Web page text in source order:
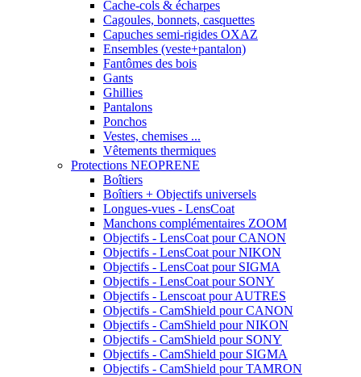
Cache-cols & écharpes
Cagoules, bonnets, casquettes
Capuches semi-rigides OXAZ
Ensembles (veste+pantalon)
Fantômes des bois
Gants
Ghillies
Pantalons
Ponchos
Vestes, chemises ...
Vêtements thermiques
Protections NEOPRENE
Boîtiers
Boîtiers + Objectifs universels
Longues-vues - LensCoat
Manchons complémentaires ZOOM
Objectifs - LensCoat pour CANON
Objectifs - LensCoat pour NIKON
Objectifs - LensCoat pour SIGMA
Objectifs - LensCoat pour SONY
Objectifs - Lenscoat pour AUTRES
Objectifs - CamShield pour CANON
Objectifs - CamShield pour NIKON
Objectifs - CamShield pour SONY
Objectifs - CamShield pour SIGMA
Objectifs - CamShield pour TAMRON